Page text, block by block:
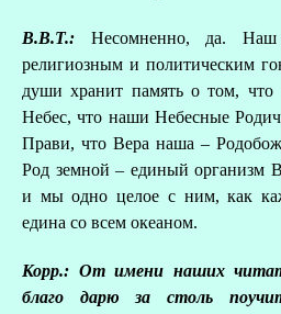
В.В.Т.: Несомненно, да.
религиозным и политическим
души хранит память о том,
Небес, что наши Небесные
Прави, что Вера наша –
Род земной – единый организм
и мы одно целое с ним, как
едина со всем океаном.
Корр.: От имени наших
благо дарю за столь